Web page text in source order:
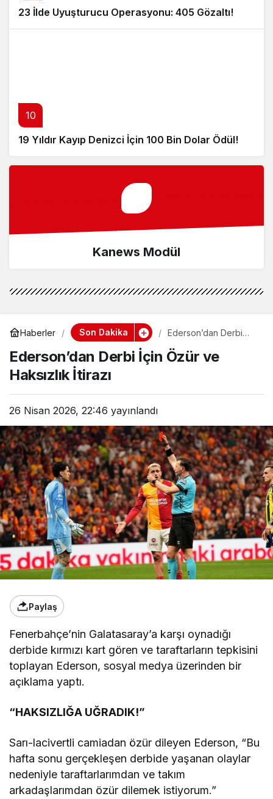
23 İlde Uyuşturucu Operasyonu: 405 Gözaltı!
10
19 Yıldır Kayıp Denizci İçin 100 Bin Dolar Ödül!
Kanews Modül
Haberler Son Dakika
Ederson’dan Derbi
İtirazı
Ederson’dan Derbi İçin Özür ve
Haksızlık İtirazı
26 Nisan 2026, 22:46 yayınlandı
Paylaş
Fenerbahçe’nin Galatasaray’a karşı oynadığı
derbide kırmızı kart gören ve taraftarların tepkisini
toplayan Ederson, sosyal medya üzerinden bir
açıklama yaptı.
“HAKSIZLIĞA UĞRADIK!”
Sarı-lacivertli camiadan özür dileyen Ederson, “Bu
hafta sonu gerçekleşen derbide yaşanan olaylar
nedeniyle taraftarlarımdan ve takım
arkadaşlarımdan özür dilemek istiyorum.”